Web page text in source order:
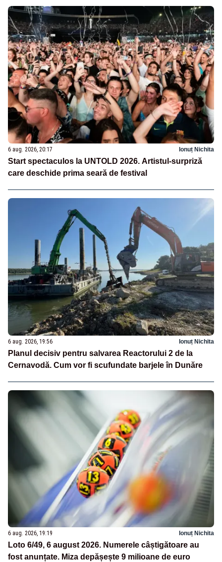
6 aug. 2026, 20:17 Ionuț Nichita
Start spectaculos la UNTOLD 2026. Artistul-surpriză
care deschide prima seară de festival
6 aug. 2026, 19:56 Ionuț Nichita
Planul decisiv pentru salvarea Reactorului 2 de la
Cernavodă. Cum vor fi scufundate barjele în Dunăre
6 aug. 2026, 19:19 Ionuț Nichita
Loto 6/49, 6 august 2026. Numerele câștigătoare au
fost anunțate. Miza depășește 9 milioane de euro